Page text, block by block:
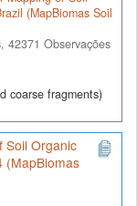
(MapBiomas Soil
42371 Observações
coarse fragments)
Soil Organic
(MapBiomas